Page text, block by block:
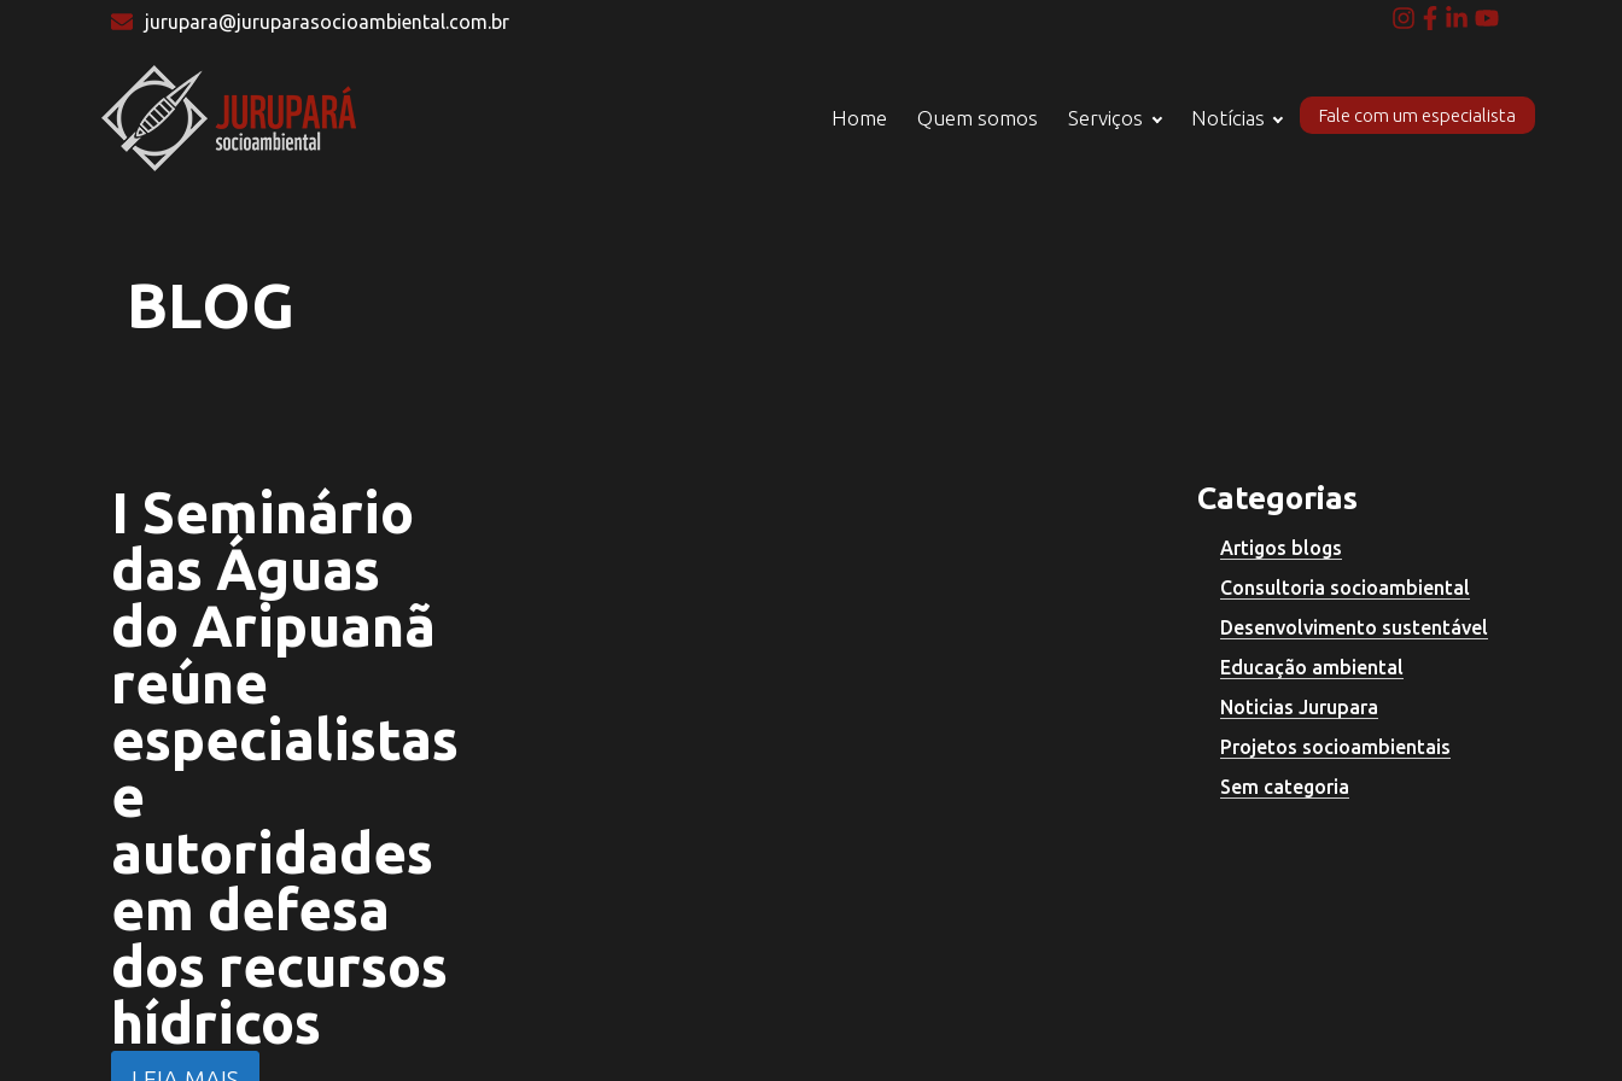
jurupara@juruparasocioambiental.com.br
Home Quem somos Serviços Notícias Fale com um especialista
BLOG
I Seminário
das Águas
do Aripuanã
reúne
especialistas
e
autoridades
em defesa
dos recursos
hídricos
Categorias
Artigos blogs
Consultoria socioambiental
Desenvolvimento sustentável
Educação ambiental
Noticias Jurupara
Projetos socioambientais
Sem categoria